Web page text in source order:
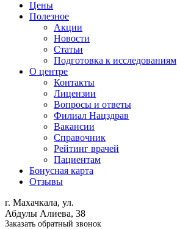
Цены
Полезное
Акции
Новости
Статьи
Подготовка к исследованиям
О центре
Контакты
Лицензии
Вопросы и ответы
Филиал Нацздрав
Вакансии
Справочник
Рейтинг врачей
Пациентам
Бонусная карта
Отзывы
г. Махачкала, ул.
Абдулы Алиева, 38
Заказать обратный звонок